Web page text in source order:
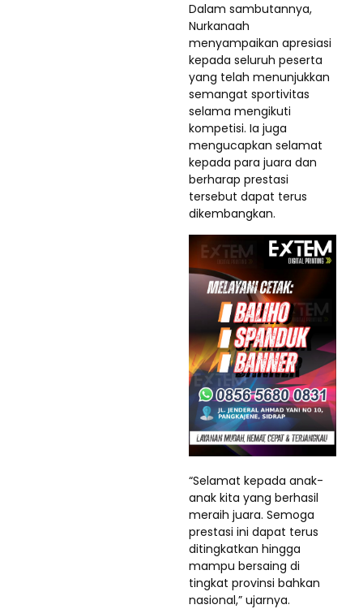
Dalam sambutannya,
Nurkanaah
menyampaikan apresiasi
kepada seluruh peserta
yang telah menunjukkan
semangat sportivitas
selama mengikuti
kompetisi. Ia juga
mengucapkan selamat
kepada para juara dan
berharap prestasi
tersebut dapat terus
dikembangkan.
“Selamat kepada anak-
anak kita yang berhasil
meraih juara. Semoga
prestasi ini dapat terus
ditingkatkan hingga
mampu bersaing di
tingkat provinsi bahkan
nasional,” ujarnya.